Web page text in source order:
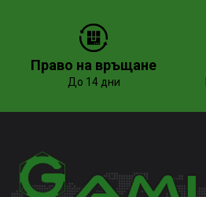
Право на връщане
До 14 дни